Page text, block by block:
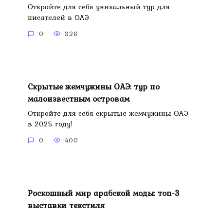
Откройте для себя уникальный тур для
писателей в ОАЭ
0 326
Скрытые жемчужины ОАЭ: тур по
малоизвестным островам
Откройте для себя скрытые жемчужины ОАЭ
в 2025 году!
0 400
Роскошный мир арабской моды: топ-3
выставки текстиля